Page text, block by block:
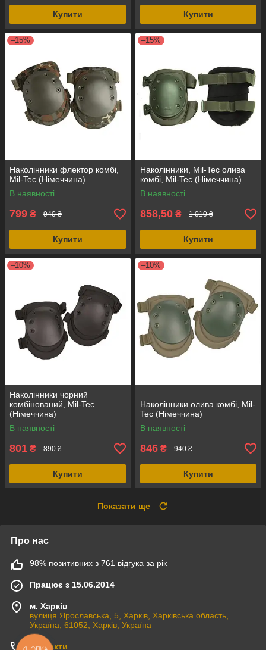
Купити Купити
–15%
Наколінники флектор комбі,
Mil-Tec (Німеччина)
В наявності
799 ₴ 940 ₴
Купити
–15%
Наколінники, Mil-Tec олива
комбі, Mil-Tec (Німеччина)
В наявності
858,50 ₴ 1 010 ₴
Купити
–10%
Наколінники чорний
комбінований, Mil-Tec
(Німеччина)
В наявності
801 ₴ 890 ₴
Купити
–10%
Наколінники олива комбі, Mil-
Tec (Німеччина)
В наявності
846 ₴ 940 ₴
Купити
Показати ще
Про нас
98% позитивних з 761 відгука за рік
Працює з 15.06.2014
м. Харків
вулиця Ярославська, 5, Харків, Харківська область,
Україна, 61052, Харків, Україна
Контакти